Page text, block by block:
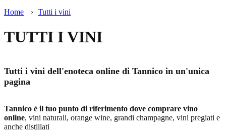
Home
› Tutti i vini
TUTTI I VINI
Tutti i vini dell'enoteca online di Tannico in un'unica
pagina
Tannico è il tuo punto di riferimento dove comprare vino
online, vini naturali, orange wine, grandi champagne, vini pregiati e
anche distillati